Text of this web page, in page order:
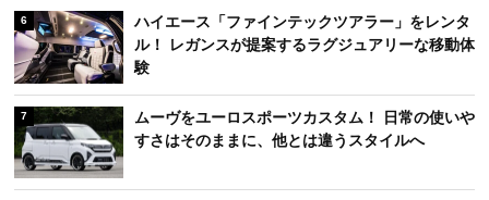
6
ハイエース「ファインテックツアラー」をレンタ
ル！ レガンスが提案するラグジュアリーな移動体
験
7
ムーヴをユーロスポーツカスタム！ 日常の使いや
すさはそのままに、他とは違うスタイルへ